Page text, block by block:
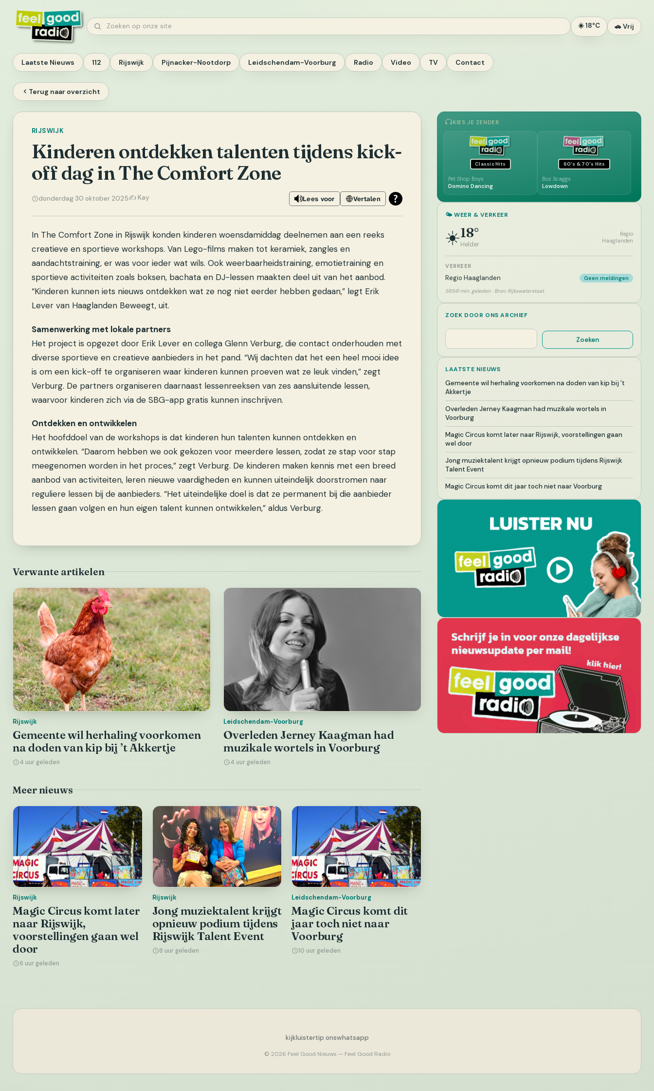
inhoud
Zoeken ☀️ 18°C 🚗 Vrij
Laatste Nieuws 112 Rijswijk Pijnacker-Nootdorp Leidschendam-Voorburg Radio Video TV Contact
Terug naar overzicht
RIJSWIJK
Kinderen ontdekken talenten tijdens kick-
off dag in The Comfort Zone
donderdag 30 oktober 2025✍️ Kay Lees voor Vertalen
In The Comfort Zone in Rijswijk konden kinderen woensdamiddag deelnemen aan een reeks
creatieve en sportieve workshops. Van Lego-films maken tot keramiek, zangles en
aandachtstraining, er was voor ieder wat wils. Ook weerbaarheidstraining, emotietraining en
sportieve activiteiten zoals boksen, bachata en DJ-lessen maakten deel uit van het aanbod.
“Kinderen kunnen iets nieuws ontdekken wat ze nog niet eerder hebben gedaan,” legt Erik
Lever van Haaglanden Beweegt, uit.
Samenwerking met lokale partners
Het project is opgezet door Erik Lever en collega Glenn Verburg, die contact onderhouden met
diverse sportieve en creatieve aanbieders in het pand. “Wij dachten dat het een heel mooi idee
is om een kick-off te organiseren waar kinderen kunnen proeven wat ze leuk vinden,” zegt
Verburg. De partners organiseren daarnaast lessenreeksen van zes aansluitende lessen,
waarvoor kinderen zich via de SBG-app gratis kunnen inschrijven.
Ontdekken en ontwikkelen
Het hoofddoel van de workshops is dat kinderen hun talenten kunnen ontdekken en
ontwikkelen. “Daarom hebben we ook gekozen voor meerdere lessen, zodat ze stap voor stap
meegenomen worden in het proces,” zegt Verburg. De kinderen maken kennis met een breed
aanbod van activiteiten, leren nieuwe vaardigheden en kunnen uiteindelijk doorstromen naar
reguliere lessen bij de aanbieders. “Het uiteindelijke doel is dat ze permanent bij die aanbieder
lessen gaan volgen en hun eigen talent kunnen ontwikkelen,” aldus Verburg.
Verwante artikelen
Rijswijk
Gemeente wil herhaling voorkomen
na doden van kip bij ’t Akkertje
4 uur geleden
Leidschendam-Voorburg
Overleden Jerney Kaagman had
muzikale wortels in Voorburg
4 uur geleden
Meer nieuws
Rijswijk
Magic Circus komt later
naar Rijswijk,
voorstellingen gaan wel
door
6 uur geleden
Rijswijk
Jong muziektalent krijgt
opnieuw podium tijdens
Rijswijk Talent Event
8 uur geleden
Leidschendam-Voorburg
Magic Circus komt dit
jaar toch niet naar
Voorburg
10 uur geleden
KIES JE ZENDER
Classic Hits
Pet Shop Boys
Domino Dancing
60's & 70's Hits
Boz Scaggs
Lowdown
🌤️ WEER & VERKEER
☀️18°
Helder
Regio
Haaglanden
VERKEER
Regio Haaglanden Geen meldingen
59541 min. geleden · Bron: Rijkswaterstaat
ZOEK DOOR ONS ARCHIEF
Zoeken
Zoeken
LAATSTE NIEUWS
Gemeente wil herhaling voorkomen na doden van kip bij ’t
Akkertje
Overleden Jerney Kaagman had muzikale wortels in
Voorburg
Magic Circus komt later naar Rijswijk, voorstellingen gaan
wel door
Jong muziektalent krijgt opnieuw podium tijdens Rijswijk
Talent Event
Magic Circus komt dit jaar toch niet naar Voorburg
kijkluistertip onswhatsapp
© 2026 Feel Good Nieuws — Feel Good Radio